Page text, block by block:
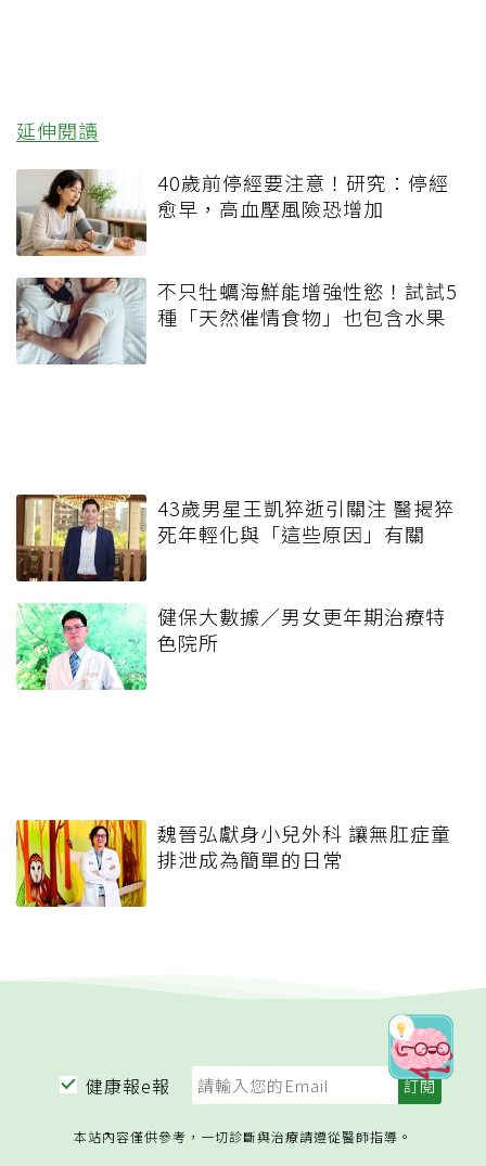
延伸閱讀
40歲前停經要注意！研究：停經
愈早，高血壓風險恐增加
不只牡蠣海鮮能增強性慾！試試5
種「天然催情食物」也包含水果
43歲男星王凱猝逝引關注 醫揭猝
死年輕化與「這些原因」有關
健保大數據／男女更年期治療特
色院所
魏晉弘獻身小兒外科 讓無肛症童
排泄成為簡單的日常
健康報e報
本站內容僅供參考，一切診斷與治療請遵從醫師指導。